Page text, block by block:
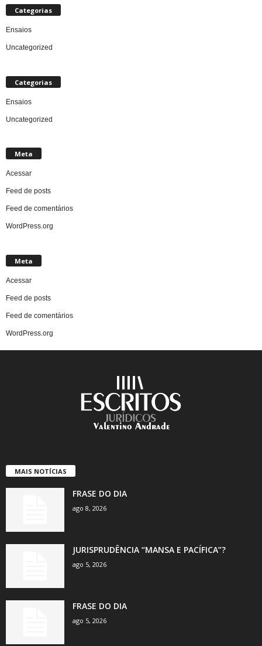
Categorias
Ensaios
Uncategorized
Categorias
Ensaios
Uncategorized
Meta
Acessar
Feed de posts
Feed de comentários
WordPress.org
Meta
Acessar
Feed de posts
Feed de comentários
WordPress.org
MAIS NOTÍCIAS
FRASE DO DIA
ago 8, 2026
JURISPRUDÊNCIA “MANSA E PACÍFICA”?
ago 5, 2026
FRASE DO DIA
ago 5, 2026